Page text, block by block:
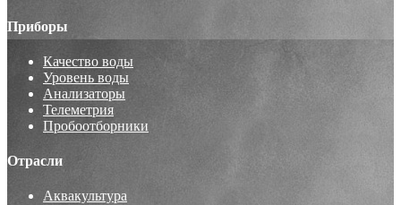
Приборы
Качество воды
Уровень воды
Анализаторы
Телеметрия
Пробоотборники
Отрасли
Аквакультура